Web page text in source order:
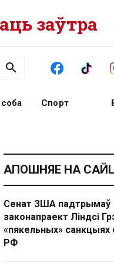
заўтра
Спорт
АПОШНЯЕ НА
Сенат ЗША падтрымаў
законапраект Ліндсі
«пякельных» санкцыях
РФ